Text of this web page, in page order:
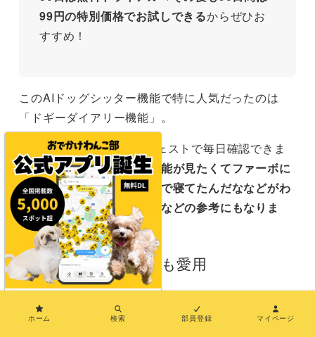
99円の特別価格でお試しできるからぜひお
すすめ！
このAIドッグシッター機能で特に人気だったのは
「ドギーダイアリー機能」。
愛犬の1日の動きをダイジェストで毎日確認できま
す。「ドギーダイアリー機能が見たくてファーボに
しました。あ、今日はここで寝てたんだななどがわ
かるので可愛いし温度管理などの参考にもなりま
す」との声がありました。
おでわんスタッフも愛用
ホーム 検索 部員登録 マイページ